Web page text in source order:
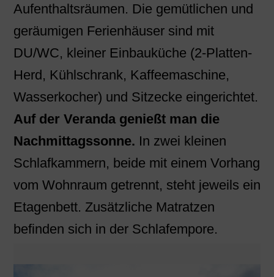
Aufenthaltsräumen. Die gemütlichen und
geräumigen Ferienhäuser sind mit
DU/WC, kleiner Einbauküche (2-Platten-
Herd, Kühlschrank, Kaffeemaschine,
Wasserkocher) und Sitzecke eingerichtet.
Auf der Veranda genießt man die
Nachmittagssonne. In zwei kleinen
Schlafkammern, beide mit einem Vorhang
vom Wohnraum getrennt, steht jeweils ein
Etagenbett. Zusätzliche Matratzen
befinden sich in der Schlafempore.